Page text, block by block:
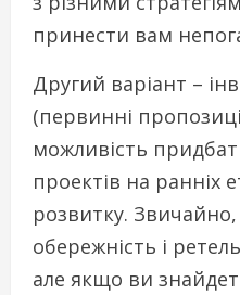
принести вам
Другий варіант –
(первинні
можливість
проектів на ранніх
розвитку.
обережність і
але якщо ви